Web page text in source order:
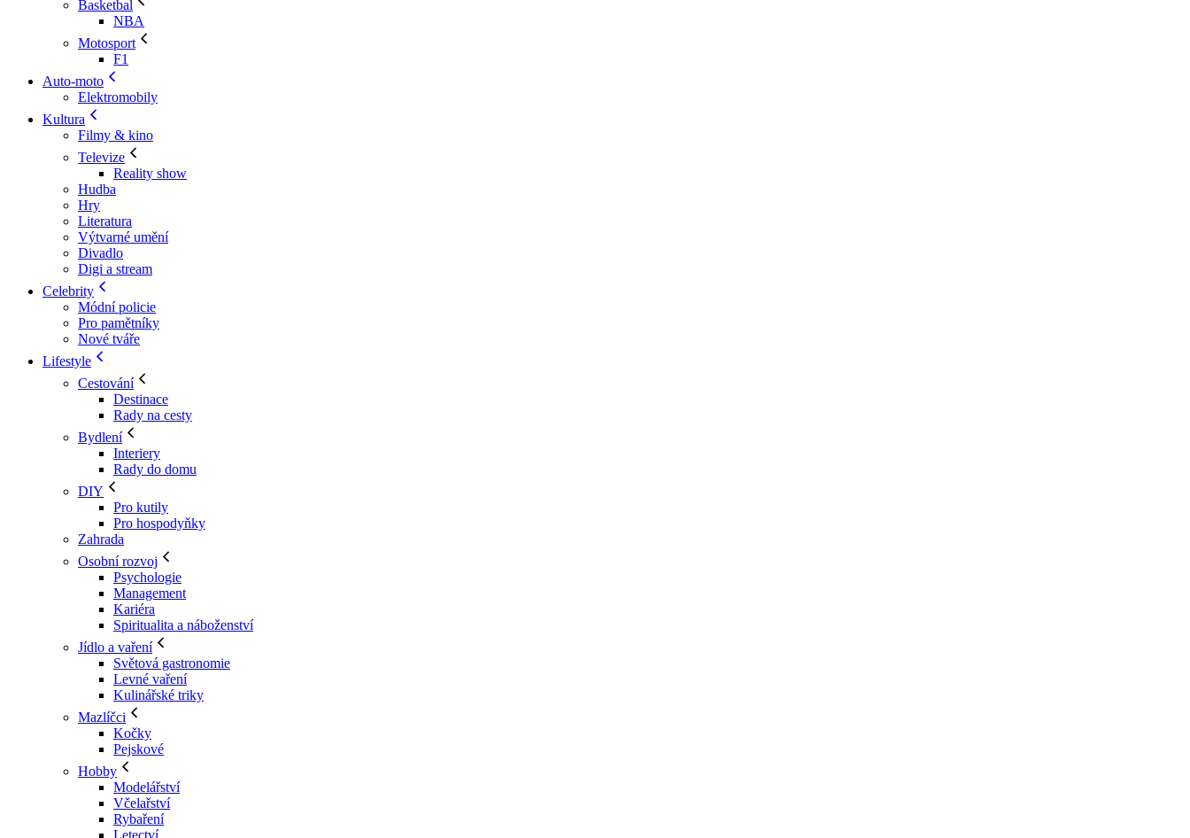
Basketbal
NBA
Motosport
F1
Auto-moto
Elektromobily
Kultura
Filmy & kino
Televize
Reality show
Hudba
Hry
Literatura
Výtvarné umění
Divadlo
Digi a stream
Celebrity
Módní policie
Pro pamětníky
Nové tváře
Lifestyle
Cestování
Destinace
Rady na cesty
Bydlení
Interiery
Rady do domu
DIY
Pro kutily
Pro hospodyňky
Zahrada
Osobní rozvoj
Psychologie
Management
Kariéra
Spiritualita a náboženství
Jídlo a vaření
Světová gastronomie
Levné vaření
Kulinářské triky
Mazlíčci
Kočky
Pejskové
Hobby
Modelářství
Včelařství
Rybaření
Letectví